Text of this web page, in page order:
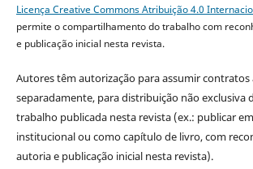
Licença Creative Commons Atribuição 4.0
permite o compartilhamento do trabalho com
e publicação inicial nesta revista.
Autores têm autorização para assumir contratos
separadamente, para distribuição não exclusiva
trabalho publicada nesta revista (ex.: publicar
institucional ou como capítulo de livro, com
autoria e publicação inicial nesta revista).